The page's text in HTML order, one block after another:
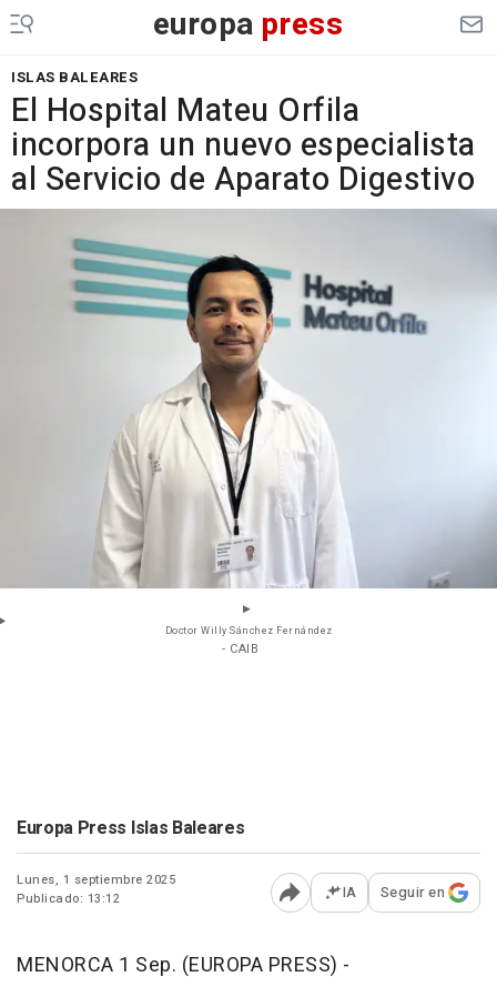
europa press
ISLAS BALEARES
El Hospital Mateu Orfila
incorpora un nuevo especialista
al Servicio de Aparato Digestivo
Doctor Willy Sánchez Fernández
- CAIB
Europa Press Islas Baleares
Lunes, 1 septiembre 2025
Publicado: 13:12
Abrir opciones para
IA Seguir en
MENORCA 1 Sep. (EUROPA PRESS) -